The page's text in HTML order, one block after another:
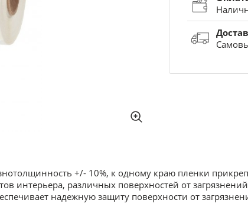
+/- 10%, к одному краю пленки
интерьера, различных поверхностей от
надежную защиту поверхности от